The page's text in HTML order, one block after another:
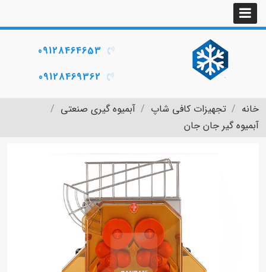
09128464653
09128469362
خانه تجهیزات کافی شاپ
آبمیوه گیری صنعتی
آبمیوه گیر جان جان